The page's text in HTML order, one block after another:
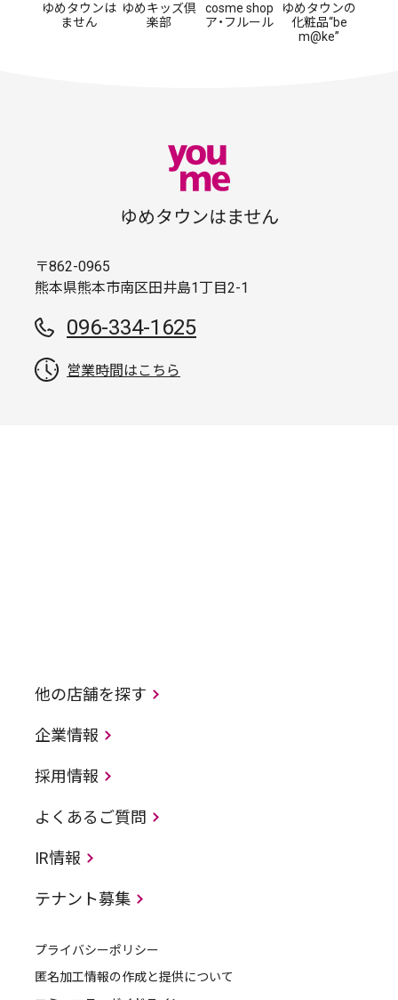
ゆめタウンは
ません
ゆめキッズ倶
楽部
cosme shop
ア・フルール
ゆめタウンの
化粧品“be
m@ke”
ゆめタウンはません
〒862-0965
熊本県熊本市南区田井島1丁目2-1
096-334-1625
営業時間はこちら
他の店舗を探す
企業情報
採用情報
よくあるご質問
IR情報
テナント募集
プライバシーポリシー
匿名加工情報の作成と提供について